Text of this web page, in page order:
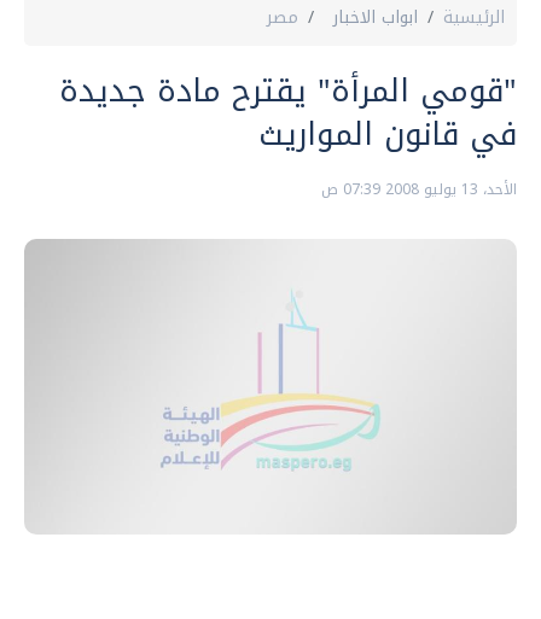
الرئيسية ابواب الاخبار مصر
"قومي المرأة" يقترح مادة جديدة
في قانون المواريث
الأحد، 13 يوليو 2008 07:39 ص